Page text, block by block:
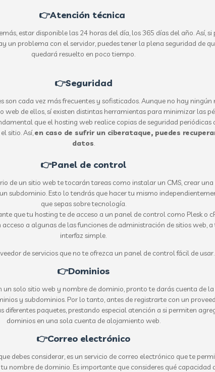
👉Atención técnica
estar disponible las 24 horas del día, los 365 días del año. Así,
un problema con el servidor, puedes tener la plena seguridad de
quedará resuelto en poco tiempo.
👉Seguridad
son cada vez más frecuentes y sofisticados. Aunque no hay ningún
web de ellos, sí existen distintas herramientas para minimizar las
que el hosting web realice copias de seguridad periódicas
sitio. Así,en caso de sufrir un ciberataque, puedes
datos.
👉Panel de control
de un sitio web te tocarán tareas como instalar un CMS, crear
subdominio. Esto lo tendrás que hacer tu mismo
que sepas sobre tecnología.
que tu hosting te de acceso a un panel de control como Plesk o
a algunas de las funciones de administración de sitios web, a
interfaz simple.
de servicios que no te ofrezca un panel de control fácil de usar.
👉Dominios
un solo sitio web y nombre de dominio, pronto te darás cuenta de
y subdominios. Por lo tanto, antes de registrarte con un
diferentes paquetes, prestando especial atención a si permiten
dominios en una sola cuenta de alojamiento web.
👉Correo electrónico
debes considerar, es un servicio de correo electrónico que te
nombre de dominio. Es importante que consideres qué capacidad